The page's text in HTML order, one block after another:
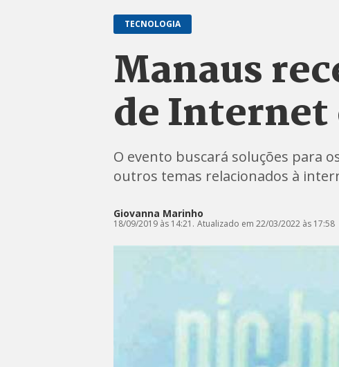
TECNOLOGIA
Manaus
de Internet
O evento buscará soluções para
outros temas relacionados à
Giovanna Marinho
18/09/2019 às 14:21. Atualizado em 22/03/2022 às 17:58